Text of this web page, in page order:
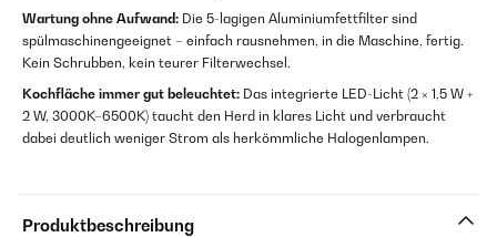
Wartung ohne Aufwand: Die 5-lagigen Aluminiumfettfilter sind
spülmaschinengeeignet – einfach rausnehmen, in die Maschine, fertig.
Kein Schrubben, kein teurer Filterwechsel.
Kochfläche immer gut beleuchtet: Das integrierte LED-Licht (2 × 1,5 W +
2 W, 3000K–6500K) taucht den Herd in klares Licht und verbraucht
dabei deutlich weniger Strom als herkömmliche Halogenlampen.
Produktbeschreibung